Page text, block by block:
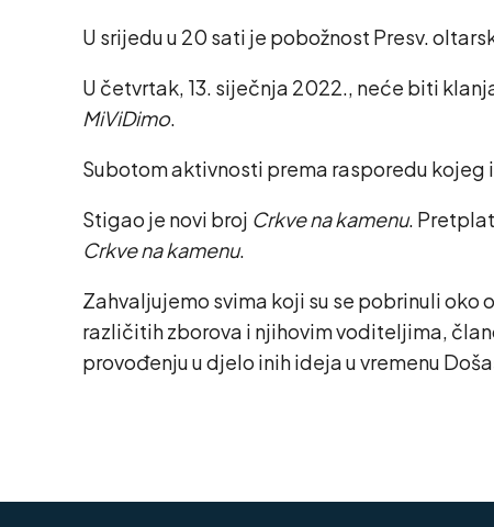
U srijedu u 20 sati je pobožnost Presv.
U četvrtak, 13. siječnja 2022., neće biti
MiViDimo.
Subotom aktivnosti prema rasporedu kojeg
Stigao je novi broj Crkve na kamenu.
Crkve na kamenu.
Zahvaljujemo svima koji su se pobrinuli
različitih zborova i njihovim voditeljima,
provođenju u djelo inih ideja u vremenu